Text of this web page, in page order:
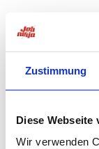
Zustimmung
Diese Webseite
Wir verwenden